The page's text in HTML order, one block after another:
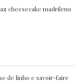
cheesecake madrileno
de linho e savoir-faire